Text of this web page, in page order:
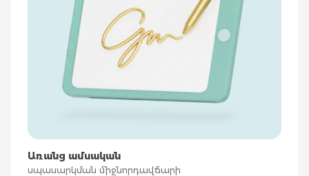
Առանց ամսական
սպասարկման միջնորդավճարի